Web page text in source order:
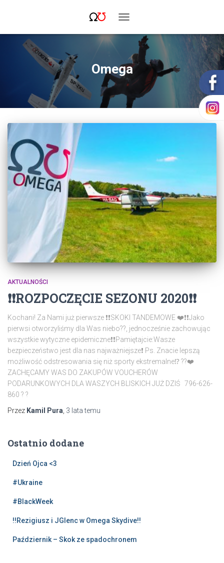
NAWIGACJĘ
Omega
AKTUALNOŚCI
❗️❗️ROZPOCZĘCIE SEZONU 2020❗️❗️
Kochani! Za Nami już pierwsze ❗️❗️SKOKI TANDEMOWE ❤️❗️❗️Jako
pierwsi otworzyliśmy dla Was niebo??, jednocześnie zachowując
wszystkie wytyczne epidemiczne❗️❗️Pamiętajcie:Wasze
bezpieczeństwo jest dla nas najważniejsze❗️ Ps. Znacie lepszą
możliwość odstresowania się niż sporty ekstremalne⁉️ ??❤️
ZACHĘCAMY WAS DO ZAKUPÓW VOUCHERÓW
PODARUNKOWYCH DLA WASZYCH BLISKICH JUŻ DZIŚ 796-626-
860 ? ?
Przez Kamil Pura 3 latatemu
Ostatnio dodane
Dzień Ojca <3
#Ukraine
#BlackWeek
!!Rezigiusz i JGlenc w Omega Skydive!!
Październik – Skok ze spadochronem